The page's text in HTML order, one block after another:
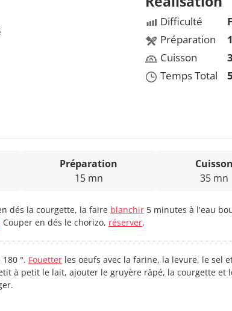
Difficulté
Préparation
Cuisson
Temps Total
Préparation
15 mn
Cuisson
35 mn
dés la courgette, la faire blanchir 5 minutes à l'eau
Couper en dés le chorizo, réserver.
°. Fouetter les oeufs avec la farine, la levure, le sel
à petit le lait, ajouter le gruyère râpé, la courgette et